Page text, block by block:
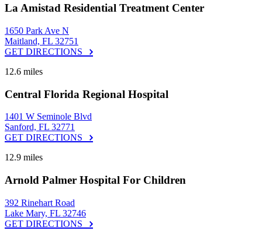
La Amistad Residential Treatment Center
1650 Park Ave N
Maitland, FL 32751
GET DIRECTIONS
12.6 miles
Central Florida Regional Hospital
1401 W Seminole Blvd
Sanford, FL 32771
GET DIRECTIONS
12.9 miles
Arnold Palmer Hospital For Children
392 Rinehart Road
Lake Mary, FL 32746
GET DIRECTIONS